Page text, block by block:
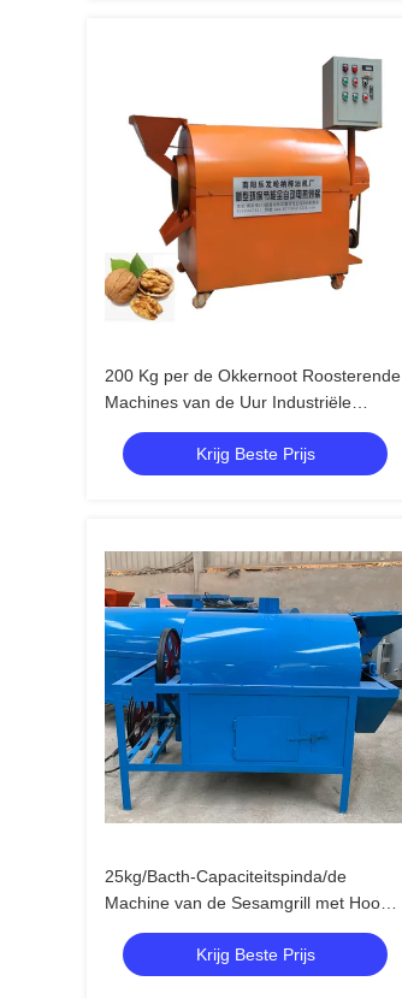
200 Kg per de Okkernoot Roosterende
Machines van de Uur Industriële
Roosterende Machine
Krijg Beste Prijs
25kg/Bacth-Capaciteitspinda/de
Machine van de Sesamgrill met Hoog
rendement Met geringe geluidssterkte
Krijg Beste Prijs